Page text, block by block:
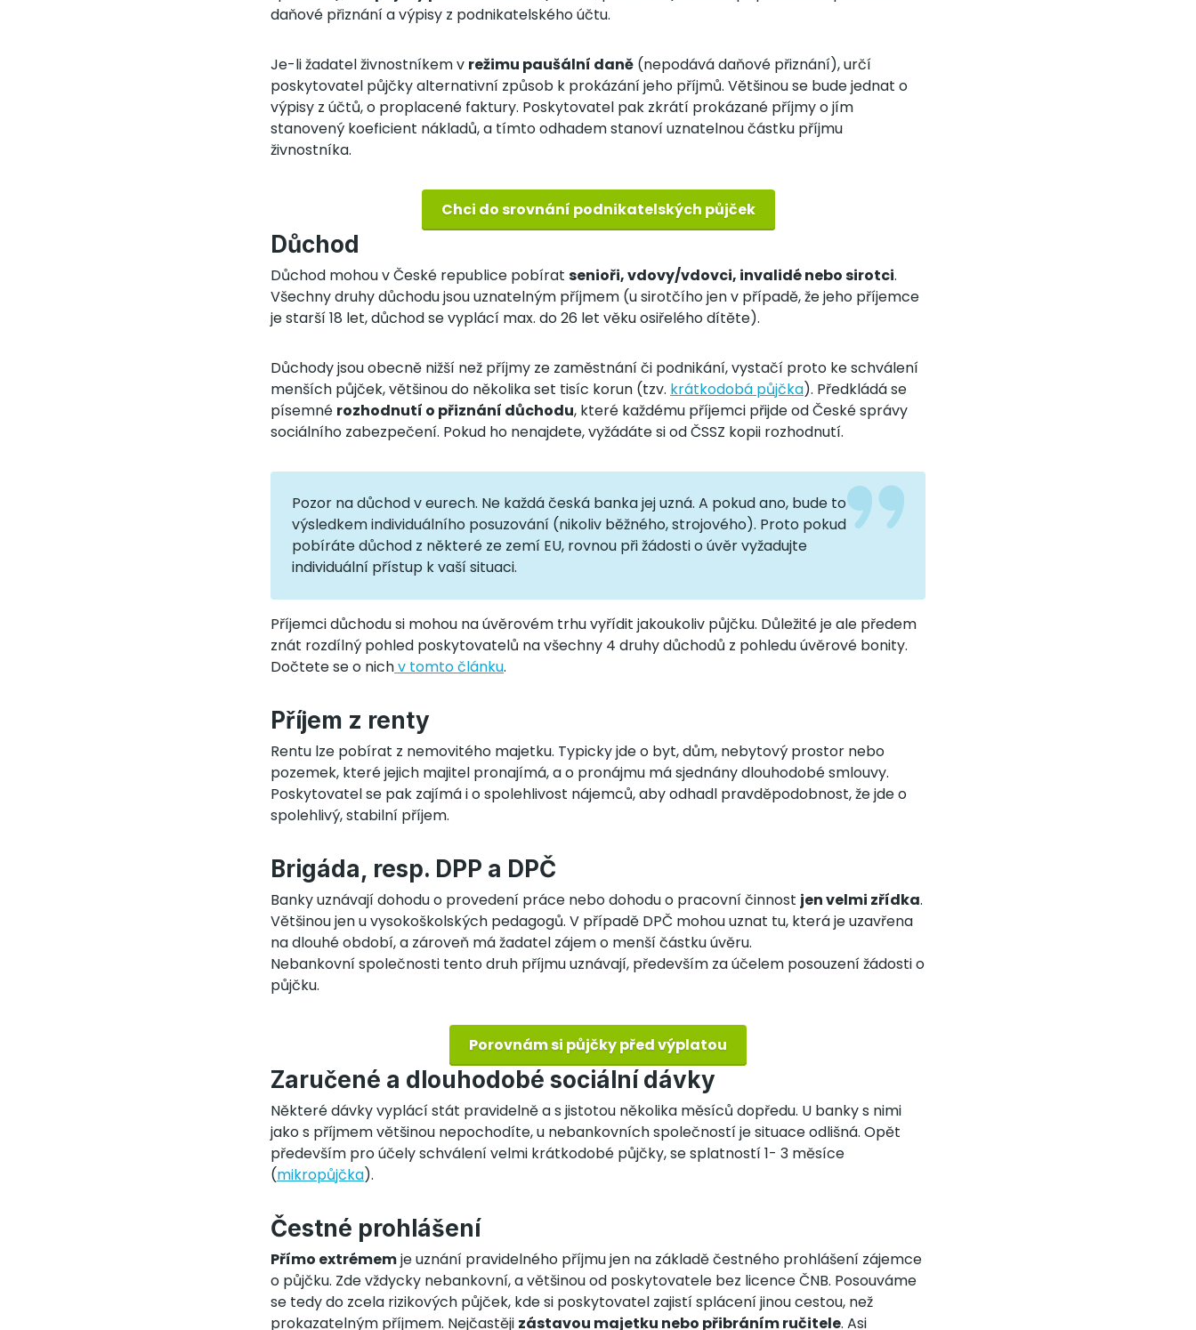
daňové přiznání a výpisy z podnikatelského účtu.
Je-li žadatel živnostníkem v režimu paušální daně (nepodává daňové přiznání), určí
poskytovatel půjčky alternativní způsob k prokázání jeho příjmů. Většinou se bude jednat o
výpisy z účtů, o proplacené faktury. Poskytovatel pak zkrátí prokázané příjmy o jím
stanovený koeficient nákladů, a tímto odhadem stanoví uznatelnou částku příjmu
živnostníka.
Chci do srovnání podnikatelských půjček
Důchod
Důchod mohou v České republice pobírat senioři, vdovy/vdovci, invalidé nebo sirotci.
Všechny druhy důchodu jsou uznatelným příjmem (u sirotčího jen v případě, že jeho příjemce
je starší 18 let, důchod se vyplácí max. do 26 let věku osiřelého dítěte).
Důchody jsou obecně nižší než příjmy ze zaměstnání či podnikání, vystačí proto ke schválení
menších půjček, většinou do několika set tisíc korun (tzv. krátkodobá půjčka). Předkládá se
písemné rozhodnutí o přiznání důchodu, které každému příjemci přijde od České správy
sociálního zabezpečení. Pokud ho nenajdete, vyžádáte si od ČSSZ kopii rozhodnutí.
Pozor na důchod v eurech. Ne každá česká banka jej uzná. A pokud ano, bude to
výsledkem individuálního posuzování (nikoliv běžného, strojového). Proto pokud
pobíráte důchod z některé ze zemí EU, rovnou při žádosti o úvěr vyžadujte
individuální přístup k vaší situaci.
Příjemci důchodu si mohou na úvěrovém trhu vyřídit jakoukoliv půjčku. Důležité je ale předem
znát rozdílný pohled poskytovatelů na všechny 4 druhy důchodů z pohledu úvěrové bonity.
Dočtete se o nichv tomto článku.
Příjem z renty
Rentu lze pobírat z nemovitého majetku. Typicky jde o byt, dům, nebytový prostor nebo
pozemek, které jejich majitel pronajímá, a o pronájmu má sjednány dlouhodobé smlouvy.
Poskytovatel se pak zajímá i o spolehlivost nájemců, aby odhadl pravděpodobnost, že jde o
spolehlivý, stabilní příjem.
Brigáda, resp. DPP a DPČ
Banky uznávají dohodu o provedení práce nebo dohodu o pracovní činnost jen velmi zřídka.
Většinou jen u vysokoškolských pedagogů. V případě DPČ mohou uznat tu, která je uzavřena
na dlouhé období, a zároveň má žadatel zájem o menší částku úvěru.
Nebankovní společnosti tento druh příjmu uznávají, především za účelem posouzení žádosti o
půjčku.
Porovnám si půjčky před výplatou
Zaručené a dlouhodobé sociální dávky
Některé dávky vyplácí stát pravidelně a s jistotou několika měsíců dopředu. U banky s nimi
jako s příjmem většinou nepochodíte, u nebankovních společností je situace odlišná. Opět
především pro účely schválení velmi krátkodobé půjčky, se splatností 1- 3 měsíce
(mikropůjčka).
Čestné prohlášení
Přímo extrémemje uznání pravidelného příjmu jen na základě čestného prohlášení zájemce
o půjčku. Zde vždycky nebankovní, a většinou od poskytovatele bez licence ČNB. Posouváme
se tedy do zcela rizikových půjček, kde si poskytovatel zajistí splácení jinou cestou, než
prokazatelným příjmem. Nejčastěji zástavou majetku nebo přibráním ručitele. Asi